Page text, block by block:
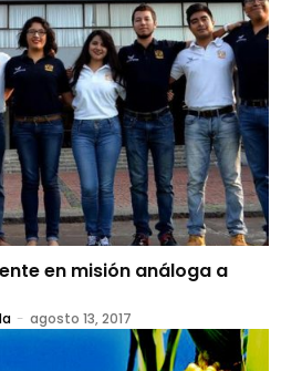
en misión análoga a
- agosto 13, 2017